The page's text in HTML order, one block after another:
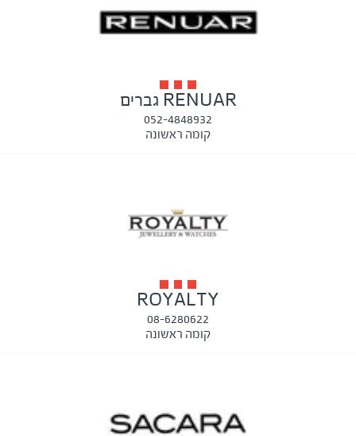
RENUAR גברים
052-4848932
קומה ראשונה
ROYALTY
08-6280622
קומה ראשונה